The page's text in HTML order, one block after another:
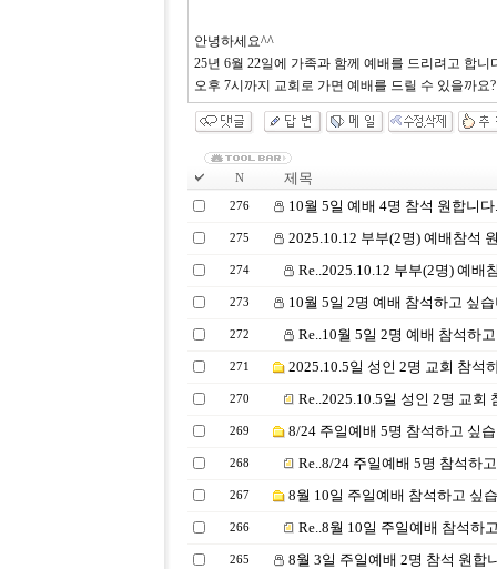
안녕하세요^^
25년 6월 22일에 가족과 함께 예배를 드리려고 합니
오후 7시까지 교회로 가면 예배를 드릴 수 있을까요?
N 제목
276 10월 5일 예배 4명 참석 원합니다.
275 2025.10.12 부부(2명) 예배참석
274 Re..2025.10.12 부부(2명) 예배
273 10월 5일 2명 예배 참석하고 싶
272 Re..10월 5일 2명 예배 참석하
271 2025.10.5일 성인 2명 교회 참석
270 Re..2025.10.5일 성인 2명 교회
269 8/24 주일예배 5명 참석하고 싶
268 Re..8/24 주일예배 5명 참석하
267 8월 10일 주일예배 참석하고 싶
266 Re..8월 10일 주일예배 참석하
265 8월 3일 주일예배 2명 참석 원합